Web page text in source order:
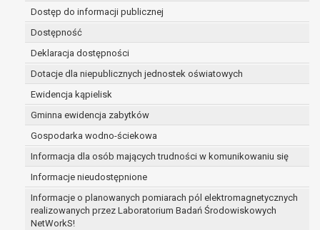
Dostęp do informacji publicznej
Dostępność
Deklaracja dostępności
Dotacje dla niepublicznych jednostek oświatowych
Ewidencja kąpielisk
Gminna ewidencja zabytków
Gospodarka wodno-ściekowa
Informacja dla osób mających trudności w komunikowaniu się
Informacje nieudostępnione
Informacje o planowanych pomiarach pól elektromagnetycznych
realizowanych przez Laboratorium Badań Środowiskowych
NetWorkS!
osoba, której dane dotyczą wycofała zgodę
osobowych, która jest podstawą
dane osobowe przetwarzane są niezgodnie
dane osobowe muszą być usunięte w celu
wynikającego z przepisów prawa;
prawo do żądania ograniczenia przetwarzania
18 RODO, w przypadku gdy:
osoba, której dane dotyczą kwestionuje
okres pozwalający administratorowi
przetwarzanie danych jest niezgodne z
sprzeciwia się usunięciu danych, żądając w
administrator nie potrzebuje już danych dla
dotyczą, potrzebuje ich do ustalenia, obrony